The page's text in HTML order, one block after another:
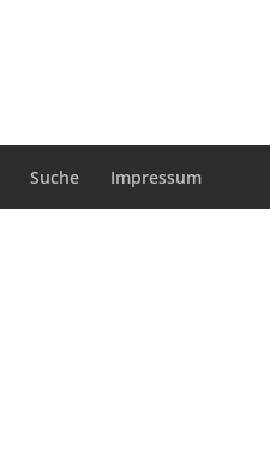
Suche
Impressum